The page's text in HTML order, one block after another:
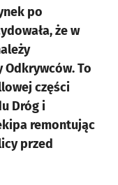
po
że w
To
części
Dróg i
remontując
przed